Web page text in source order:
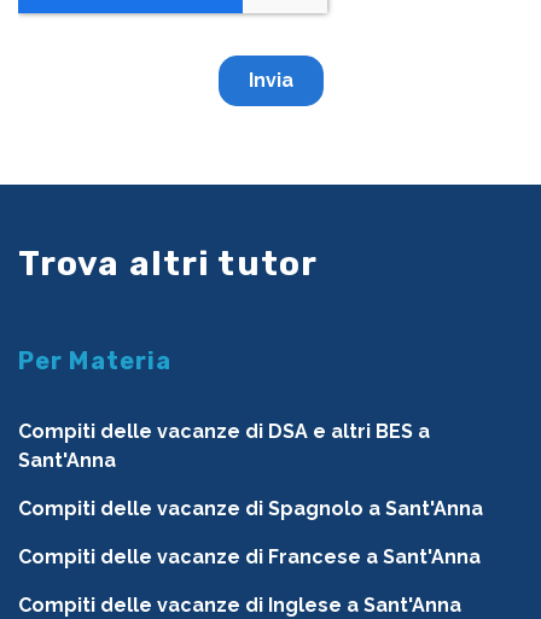
Trova altri tutor
Per Materia
Compiti delle vacanze di DSA e altri BES a
Sant'Anna
Compiti delle vacanze di Spagnolo a Sant'Anna
Compiti delle vacanze di Francese a Sant'Anna
Compiti delle vacanze di Inglese a Sant'Anna